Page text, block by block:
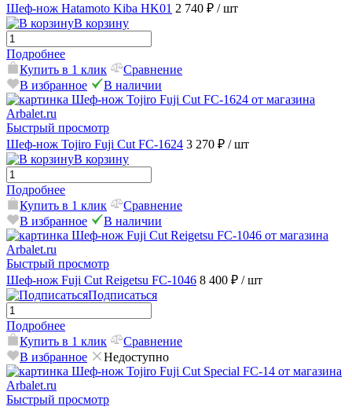
Шеф-нож Hatamoto Kiba HK01 2 740 ₽ / шт
В корзину
Подробнее
Купить в 1 клик
Сравнение
В избранное
В наличии
Быстрый просмотр
Шеф-нож Tojiro Fuji Cut FC-1624 3 270 ₽ / шт
В корзину
Подробнее
Купить в 1 клик
Сравнение
В избранное
В наличии
Быстрый просмотр
Шеф-нож Fuji Cut Reigetsu FC-1046 8 400 ₽ / шт
Подписаться
Подробнее
Купить в 1 клик
Сравнение
В избранное
Недоступно
Быстрый просмотр